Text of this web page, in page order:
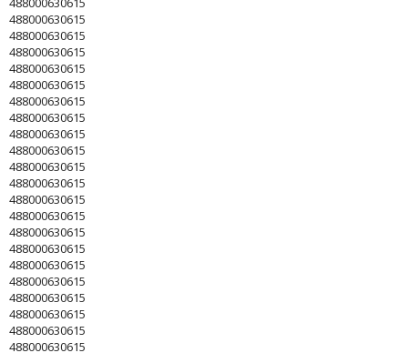
488000630615
488000630615
488000630615
488000630615
488000630615
488000630615
488000630615
488000630615
488000630615
488000630615
488000630615
488000630615
488000630615
488000630615
488000630615
488000630615
488000630615
488000630615
488000630615
488000630615
488000630615